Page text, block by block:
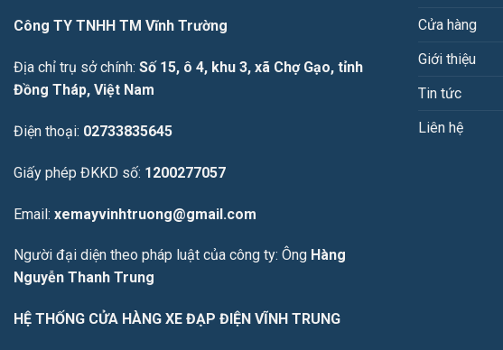
Công TY TNHH TM Vĩnh Trường
Địa chỉ trụ sở chính: Số 15, ô 4, khu 3, xã Chợ Gạo, tỉnh
Đồng Tháp, Việt Nam
Điện thoại: 02733835645
Giấy phép ĐKKD số: 1200277057
Email: xemayvinhtruong@gmail.com
Người đại diện theo pháp luật của công ty: Ông Hàng
Nguyễn Thanh Trung
HỆ THỐNG CỬA HÀNG XE ĐẠP ĐIỆN VĨNH TRUNG
Cửa hàng
Giới thiệu
Tin tức
Liên hệ